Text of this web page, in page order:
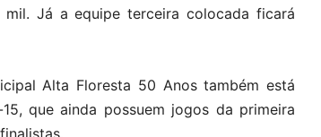
Já a equipe terceira colocada ficará
Alta Floresta 50 Anos também está
que ainda possuem jogos da primeira